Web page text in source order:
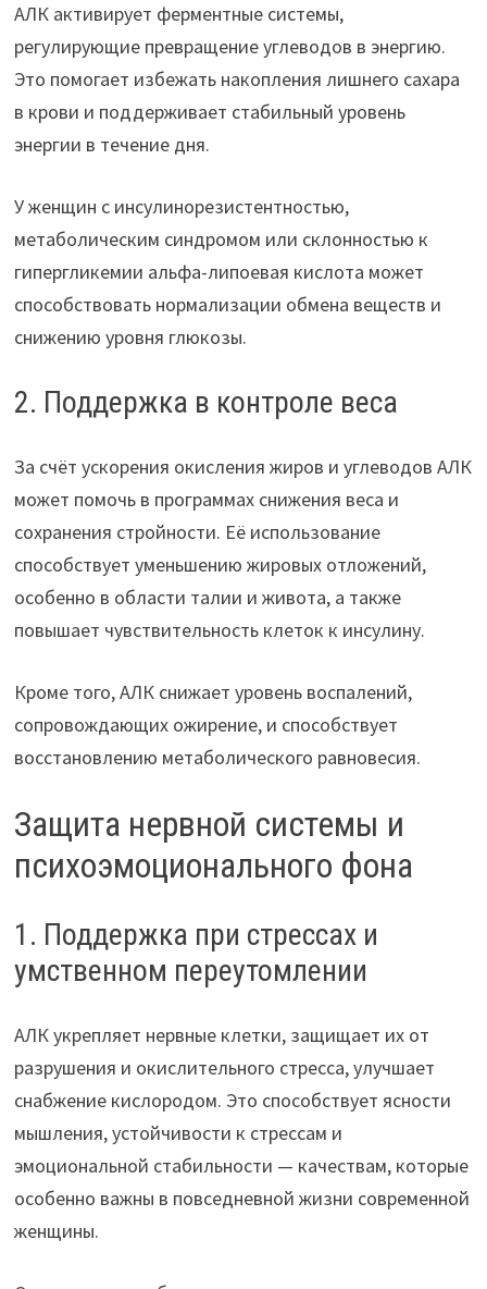
АЛК активирует ферментные системы,
регулирующие превращение углеводов в энергию.
Это помогает избежать накопления лишнего сахара
в крови и поддерживает стабильный уровень
энергии в течение дня.
У женщин с инсулинорезистентностью,
метаболическим синдромом или склонностью к
гипергликемии альфа-липоевая кислота может
способствовать нормализации обмена веществ и
снижению уровня глюкозы.
2. Поддержка в контроле веса
За счёт ускорения окисления жиров и углеводов АЛК
может помочь в программах снижения веса и
сохранения стройности. Её использование
способствует уменьшению жировых отложений,
особенно в области талии и живота, а также
повышает чувствительность клеток к инсулину.
Кроме того, АЛК снижает уровень воспалений,
сопровождающих ожирение, и способствует
восстановлению метаболического равновесия.
Защита нервной системы и
психоэмоционального фона
1. Поддержка при стрессах и
умственном переутомлении
АЛК укрепляет нервные клетки, защищает их от
разрушения и окислительного стресса, улучшает
снабжение кислородом. Это способствует ясности
мышления, устойчивости к стрессам и
эмоциональной стабильности — качествам, которые
особенно важны в повседневной жизни современной
женщины.